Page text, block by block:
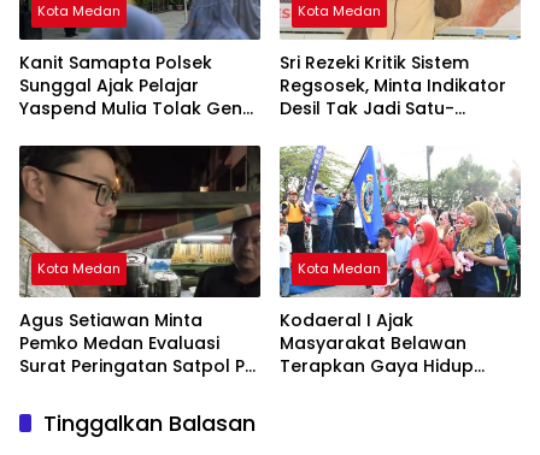
Kota Medan
Kanit Samapta Polsek
Sunggal Ajak Pelajar
Yaspend Mulia Tolak Geng
Narkoba
Kota Medan
Sri Rezeki Kritik Sistem
Regsosek, Minta Indikator
Desil Tak Jadi Satu-
Bansos
Kota Medan
Agus Setiawan Minta
Pemko Medan Evaluasi
Surat Peringatan Satpol PP
Kota Medan
Kodaeral I Ajak
Masyarakat Belawan
Terapkan Gaya Hidup
Tinggalkan Balasan